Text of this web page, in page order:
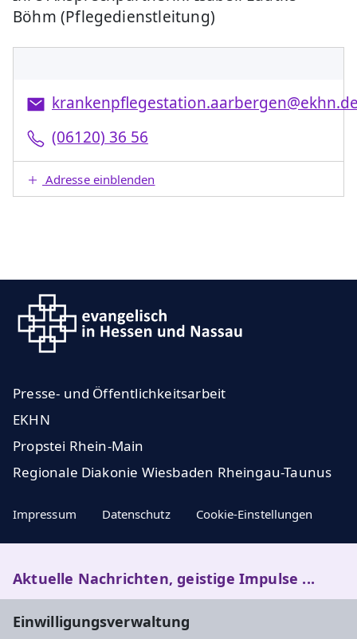
Einwilligungsverwaltung
Böhm (Pflegedienstleitung)
(06120) 36 56
Adresse einblenden
Presse- und Öffentlichkeitsarbeit
EKHN
Propstei Rhein-Main
Regionale Diakonie Wiesbaden Rheingau-Taunus
Impressum Datenschutz Cookie-Einstellungen
Aktuelle Nachrichten, geistige Impulse ...
Newsletter entdecken